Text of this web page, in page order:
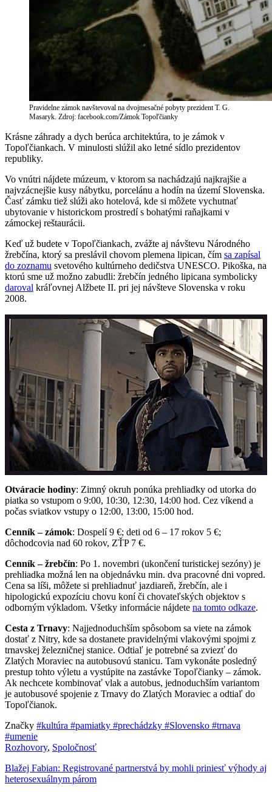
Pravidelne zámok navštevoval na dvojmesačné pobyty prezident T. G.
Masaryk. Zdroj: facebook.com/Zámok Topoľčianky
Krásne záhrady a dych berúca architektúra, to je zámok v
Topoľčiankach. V minulosti slúžil ako letné sídlo prezidentov
republiky.
Vo vnútri nájdete múzeum, v ktorom sa nachádzajú najkrajšie a
najvzácnejšie kusy nábytku, porcelánu a hodín na území Slovenska.
Časť zámku tiež slúži ako hotelová, kde si môžete vychutnať
ubytovanie v historickom prostredí s bohatými raňajkami v
zámockej reštaurácii.
Keď už budete v Topoľčiankach, zvážte aj návštevu Národného
žrebčína, ktorý sa preslávil chovom plemena lipican, čím sa zapísal
do zoznamu svetového kultúrneho dedičstva UNESCO. Pikoška, na
ktorú sme už možno zabudli: žrebčín jedného lipicana symbolicky
daroval kráľovnej Alžbete II. pri jej návšteve Slovenska v roku
2008.
Otváracie hodiny: Zimný okruh ponúka prehliadky od utorka do
piatka so vstupom o 9:00, 10:30, 12:30, 14:00 hod. Cez víkend a
počas sviatkov vstupy o 12:00, 13:00, 15:00 hod.
Cenník – zámok: Dospelí 9 €; deti od 6 – 17 rokov 5 €;
dôchodcovia nad 60 rokov, ZŤP 7 €.
Cenník – žrebčín: Po 1. novembri (ukončení turistickej sezóny) je
prehliadka možná len na objednávku min. dva pracovné dni vopred.
Cena sa líši, môžete si prehliadnuť jazdiareň, žrebčín, ale i
hipologickú expozíciu chovu koní či chovateľských objektov s
odborným výkladom. Všetky informácie nájdete na tomto odkaze.
Cesta z Trnavy: Najjednoduchším spôsobom sa viete na zámok
dostať z Nitry, kde sa dostanete pravidelnými vlakovými spojmi z
trnavskej železničnej stanice. Odtiaľ je potrebné sa zviezť do
Zlatých Moraviec na autobusovú stanicu. Tam vykonáte posledný
prestup tohto výletu a vystúpite na zastávke Topoľčianky – zámok.
Ak nechcete kombinovať vlak a autobus, jednoduchším variantom
je autobusové spojenie z Trnavy do Zlatých Moraviec a odtiaľ do
Topoľčianok.
Značky #kultúra #pamiatky #prechádzky #Slovensko #trnava
#umenie
Rozhovory, Spoločnosť
Blažej Fabian: Registrované partnerstvá by mohli priniesť výhody aj
heterosexuálnym párom